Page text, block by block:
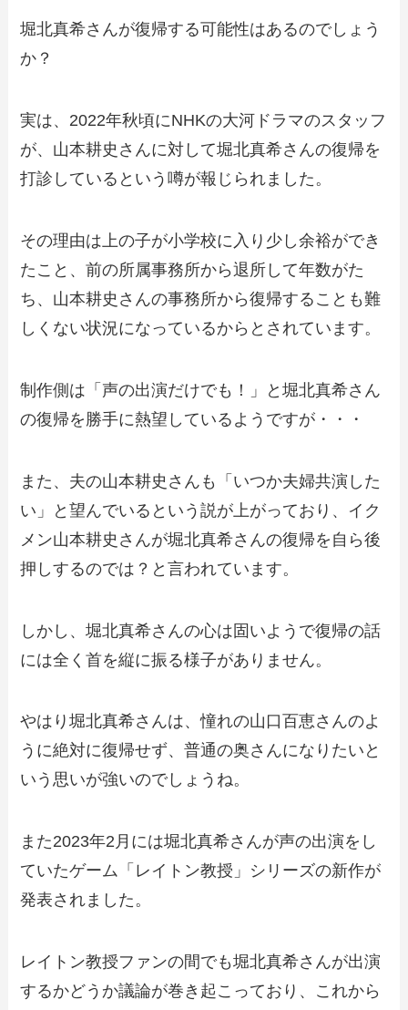
堀北真希さんが復帰する可能性はあるのでしょう
か？
実は、2022年秋頃にNHKの大河ドラマのスタッフ
が、山本耕史さんに対して堀北真希さんの復帰を
打診しているという噂が報じられました。
その理由は上の子が小学校に入り少し余裕ができ
たこと、前の所属事務所から退所して年数がた
ち、山本耕史さんの事務所から復帰することも難
しくない状況になっているからとされています。
制作側は「声の出演だけでも！」と堀北真希さん
の復帰を勝手に熱望しているようですが・・・
また、夫の山本耕史さんも「いつか夫婦共演した
い」と望んでいるという説が上がっており、イク
メン山本耕史さんが堀北真希さんの復帰を自ら後
押しするのでは？と言われています。
しかし、堀北真希さんの心は固いようで復帰の話
には全く首を縦に振る様子がありません。
やはり堀北真希さんは、憧れの山口百恵さんのよ
うに絶対に復帰せず、普通の奥さんになりたいと
いう思いが強いのでしょうね。
また2023年2月には堀北真希さんが声の出演をし
ていたゲーム「レイトン教授」シリーズの新作が
発表されました。
レイトン教授ファンの間でも堀北真希さんが出演
するかどうか議論が巻き起こっており、これから